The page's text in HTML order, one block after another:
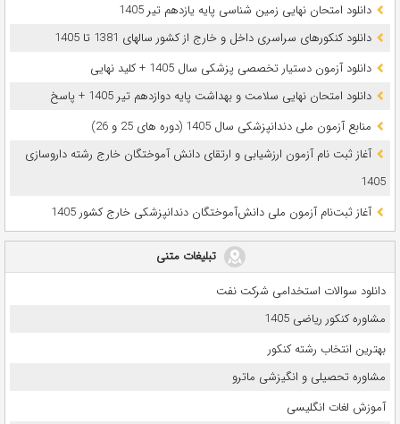
دانلود امتحان نهایی زمین شناسی پایه یازدهم تیر 1405
دانلود کنکورهای سراسری داخل و خارج از کشور سالهای 1381 تا 1405
دانلود آزمون دستیار تخصصی پزشکی سال 1405 + کلید نهایی
دانلود امتحان نهایی سلامت و بهداشت پایه دوازدهم تیر 1405 + پاسخ
ﻣﻨﺎﺑﻊ آزﻣﻮن ﻣﻠﯽ دندانپزشکی سال 1405 (دوره های 25 و 26)
آغاز ثبت نام آزمون‌ ارزشیابی و ارتقای دانش آموختگان خارج رشته داروسازی
1405
آغاز ثبت‌نام آزمون ملی دانش‌آموختگان دندانپزشکی خارج کشور 1405
تبلیغات متنی
دانلود سوالات استخدامی شرکت نفت
مشاوره کنکور ریاضی 1405
بهترین انتخاب رشته کنکور
مشاوره تحصیلی و انگیزشی ماترو
آموزش لغات انگلیسی